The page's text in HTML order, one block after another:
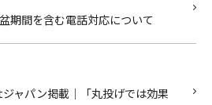
期間を含む電話対応について
ャパン掲載｜「丸投げでは効果